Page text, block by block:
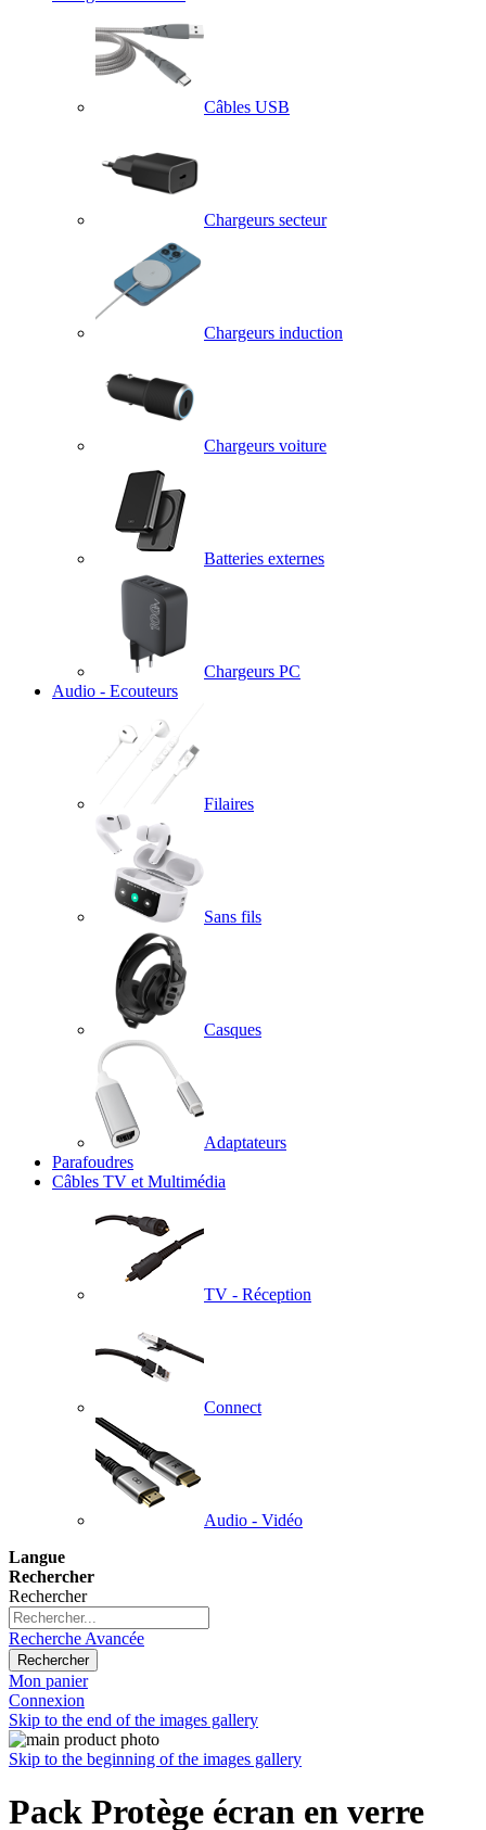
Câbles USB
Chargeurs secteur
Chargeurs induction
Chargeurs voiture
Batteries externes
Chargeurs PC
Audio - Ecouteurs
Filaires
Sans fils
Casques
Adaptateurs
Parafoudres
Câbles TV et Multimédia
TV - Réception
Connect
Audio - Vidéo
Langue
Rechercher
Rechercher
Recherche Avancée
Rechercher
Mon panier
Connexion
Skip to the end of the images gallery
Skip to the beginning of the images gallery
Pack Protège écran en verre